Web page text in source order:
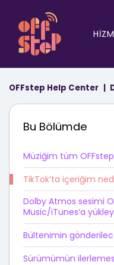
OFFstep Help Center
Bu Bölümde
Müziğim tüm
TikTok’ta içeriğim
Dolby Atmos sesimi
Music/iTunes’a
Bültenimin
Sürümümün